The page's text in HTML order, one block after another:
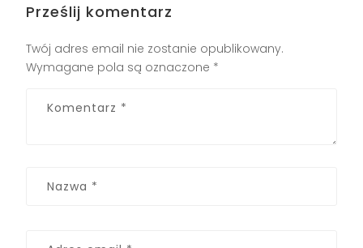
Prześlij komentarz
Twój adres email nie zostanie opublikowany.
Wymagane pola są oznaczone *